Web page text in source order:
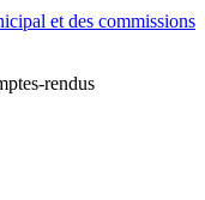
et des commissions
rendus